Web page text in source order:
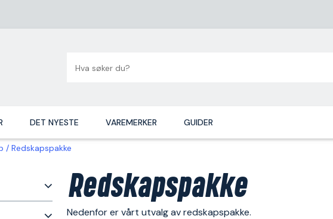
DET NYESTE VAREMERKER GUIDER
Redskapspakke
Redskapspakke
Nedenfor er vårt utvalg av redskapspakke.